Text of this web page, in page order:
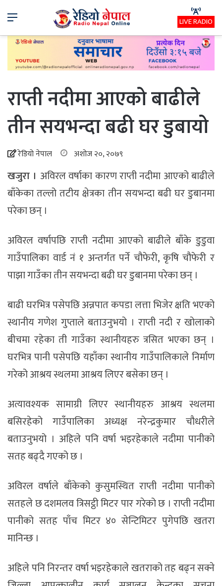
Menu LIVE RADIO
राप्ती नदीमा आएको बाढीले
तीन सयभन्दा बढी घर डुबायो
रेडियो नेपाल अशोज २०, २०७९
खजुरा । अविरल वर्षाका कारण राप्ती नदीमा आएको बाढीले
बाँकेका तल्लो तटीय क्षेत्रका तीन सयभन्दा बढी घर डुबानमा
परेका छन् ।
अविरल वर्षापछि राप्ती नदीमा आएको बाढीले बाँके डुडुवा
गाउँपालिका वार्ड नं १ अन्तर्गत पर्ने चौफेरी, कृषि चौफेरी र
पाझा गाउँका तीन सयभन्दा बढी घर डुबानमा परेका छन् ।
बाढी घरभित्र पसेपछि अन्नपात कपडा लत्ता भिजेर क्षति भएको
स्थानीय गणेश गुप्ताले बताउनुभयो । राप्ती नदी र खोलाको
बीचमा रहेका ती गाउँका स्थानीयहरु त्रसित भएका छन् ।
घरभित्र पानी पसेपछि यहाँका स्थानीय गाउँपालिकाले निर्माण
गरेको आश्रय स्थलमा आश्रय लिएर बसेका छन् ।
अत्यावश्यक सामाग्री लिएर स्थानीयहरु आश्रय स्थलमा
बसिरहेको गाउँपालिका अध्यक्ष नरेन्द्रकुमार चौधरीले
बताउनुभयो । अहिले पनि वर्षा भइरहेकाले नदीमा पानीको
सतह बढ्दै गएको छ ।
अविरल वर्षाले बाँकेको कुसुमस्थित राप्ती नदीमा पानीको
सतहले छ दशमलव त्रिसट्ठी मिटर पार गरेको छ । राप्ती नदीमा
पानीको सतह पाँच मिटर ४० सेन्टिमिटर पुगेपछि खतरा
मानिन्छ ।
अहिले पनि निरन्तर वर्षा भइरहेकाले खतराको तह बढ्न सक्ने